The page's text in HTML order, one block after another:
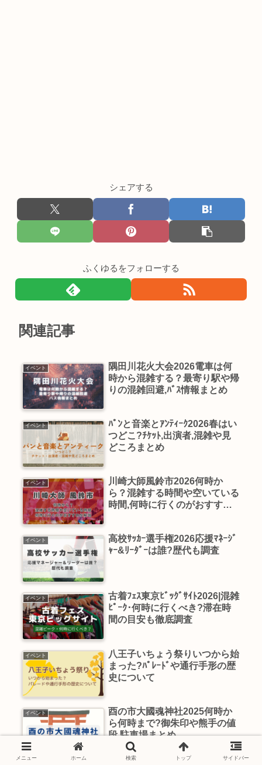
シェアする
ふくゆるをフォローする
関連記事
イベント
隅田川花火大会2026電車は何
時から混雑する？最寄り駅や帰
りの混雑回避,ﾊﾞｽ情報まとめ
イベント
ﾊﾟﾝと音楽とｱﾝﾃｨｰｸ2026春はい
つどこ?ﾁｹｯﾄ,出演者,混雑や見
どころまとめ
イベント
川崎大師風鈴市2026何時か
ら？混雑する時間や空いている
時間,何時に行くのがおすすめ
イベント
高校ｻｯｶｰ選手権2026応援ﾏﾈｰｼﾞ
ｬｰ&ﾘｰﾀﾞｰは誰?歴代も調査
イベント
古着ﾌｪｽ東京ﾋﾞｯｸﾞｻｲﾄ2026|混雑
ﾋﾟｰｸ･何時に行くべき?滞在時
間の目安も徹底調査
イベント
八王子いちょう祭りいつから始
まった?ﾊﾟﾚｰﾄﾞや通行手形の歴
史について
イベント
酉の市大國魂神社2025何時か
ら何時まで?御朱印や熊手の値
段,駐車場まとめ
メニュー ホーム 検索 トップ サイドバー